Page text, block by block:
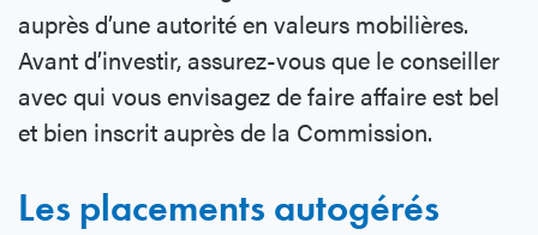
auprès d’une autorité en valeurs mobilières.
Avant d’investir, assurez-vous que le conseiller
avec qui vous envisagez de faire affaire est bel
et bien inscrit auprès de la Commission.
Les placements autogérés